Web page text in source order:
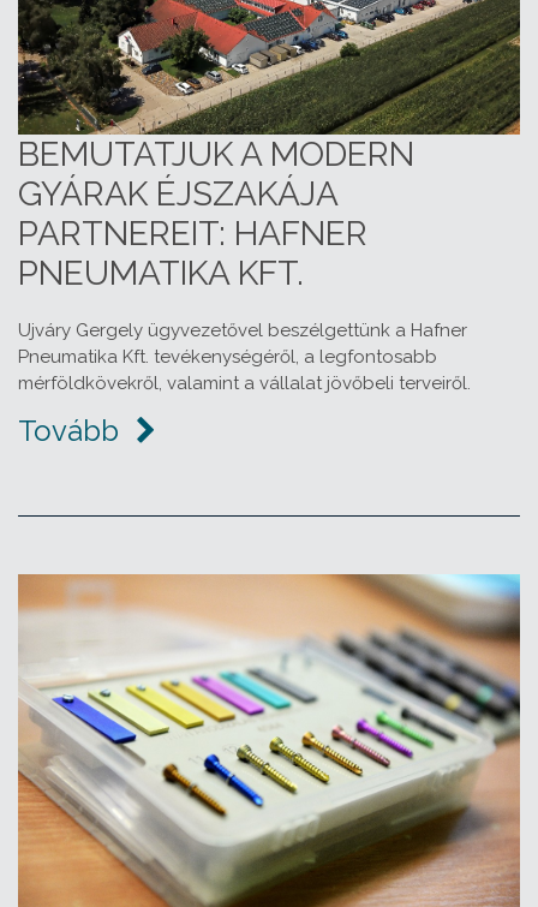
BEMUTATJUK A MODERN
GYÁRAK ÉJSZAKÁJA
PARTNEREIT: HAFNER
PNEUMATIKA KFT.
Ujváry Gergely ügyvezetővel beszélgettünk a Hafner
Pneumatika Kft. tevékenységéről, a legfontosabb
mérföldkövekről, valamint a vállalat jövőbeli terveiről.
Tovább